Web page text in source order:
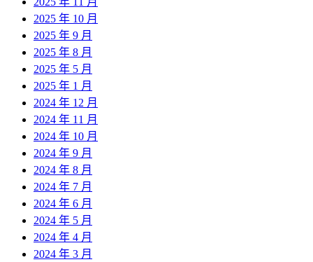
2025 年 10 月
2025 年 9 月
2025 年 8 月
2025 年 5 月
2025 年 1 月
2024 年 12 月
2024 年 11 月
2024 年 10 月
2024 年 9 月
2024 年 8 月
2024 年 7 月
2024 年 6 月
2024 年 5 月
2024 年 4 月
2024 年 3 月